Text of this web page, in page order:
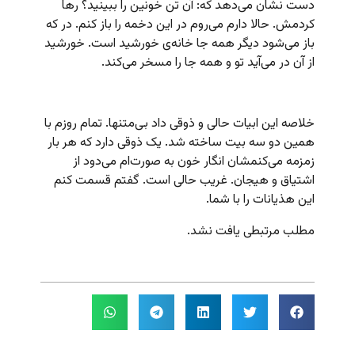
دست نشان می‌دهد که: آن تن خونین را ببینید؟ رها
کردمش. حالا دارم می‌روم در این دخمه را باز کنم. در که
باز می‌شود دیگر همه جا خانه‌ی خورشید است. خورشید
از آن در می‌آید تو و همه جا را مسخر می‌کند.
خلاصه این ابیات حالی و ذوقی داد بی‌متنها. تمام روزم با
همین دو سه بیت ساخته شد. یک ذوقی دارد که هر بار
زمزمه می‌‌کنمشان انگار خون به صورت‌ام می‌دود از
اشتیاق و هیجان. غریب حالی است. گفتم قسمت کنم
این هذیانات را با شما.
مطلب مرتبطی یافت نشد.